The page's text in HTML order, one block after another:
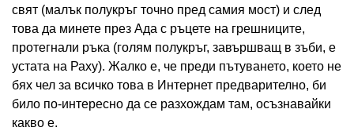
свят (малък полукръг точно пред самия мост) и след
това да минете през Ада с ръцете на грешниците,
протегнали ръка (голям полукръг, завършващ в зъби, е
устата на Раху). Жалко е, че преди пътуването, което не
бях чел за всичко това в Интернет предварително, би
било по-интересно да се разхождам там, осъзнавайки
какво е.